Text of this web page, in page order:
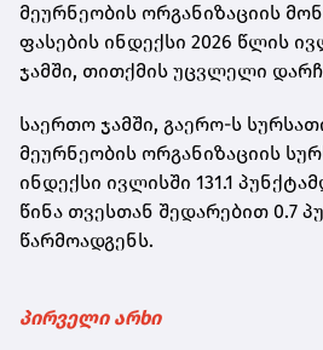
მეურნეობის ორგანიზაციის
ფასების ინდექსი 2026 წლის
ჯამში, თითქმის უცვლელი
საერთო ჯამში, გაერო-ს
მეურნეობის ორგანიზაციის
ინდექსი ივლისში 131.1
წინა თვესთან შედარებით 0.7
წარმოადგენს.
პირველი არხი